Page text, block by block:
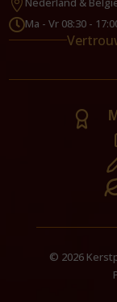

Ma - Vr 08:30 -
© 2026